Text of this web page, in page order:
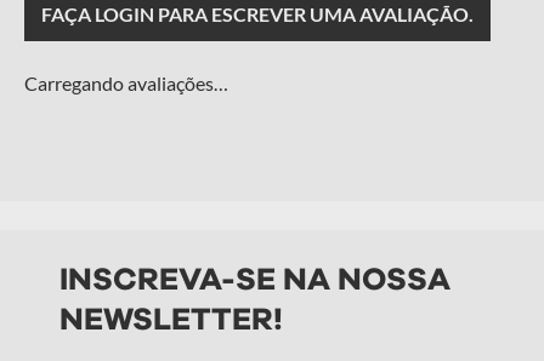
FAÇA LOGIN PARA ESCREVER UMA AVALIAÇÃO.
Carregando avaliações…
INSCREVA-SE NA NOSSA
NEWSLETTER!